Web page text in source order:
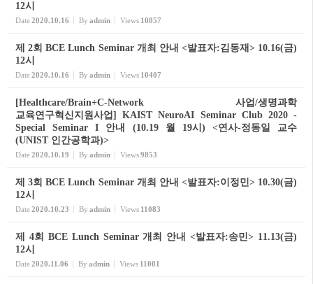
12시
Date2020.10.16 By admin Views 10857
제 2회 BCE Lunch Seminar 개최 안내 <발표자:김동재> 10.16(금)
12시
Date2020.10.16 By admin Views 10407
[Healthcare/Brain+C-Network 사업/생명과학
교육연구혁신지원사업] KAIST NeuroAI Seminar Club 2020 -
Special Seminar I 안내 (10.19 월 19시) <연사-정동일 교수
(UNIST 인간공학과)>
Date2020.10.19 By admin Views9853
제 3회 BCE Lunch Seminar 개최 안내 <발표자:이정민> 10.30(금)
12시
Date2020.10.23 By admin Views 11083
제 4회 BCE Lunch Seminar 개최 안내 <발표자:송민> 11.13(금)
12시
Date2020.11.06 By admin Views 11001